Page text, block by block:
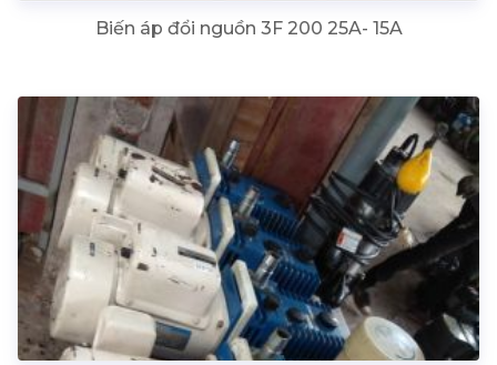
Biến áp đổi nguồn 3F 200 25A- 15A